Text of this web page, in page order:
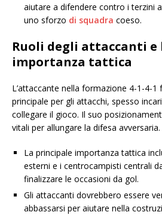
aiutare a difendere contro i terzini
uno sforzo di squadra coeso.
Ruoli degli attaccanti e
importanza tattica
L’attaccante nella formazione 4-1-4-
principale per gli attacchi, spesso
collegare il gioco. Il suo
vitali per allungare la difesa avversaria.
La principale importanza tattica
esterni e i centrocampisti centrali
finalizzare le occasioni da gol.
Gli attaccanti dovrebbero essere
abbassarsi per aiutare nella